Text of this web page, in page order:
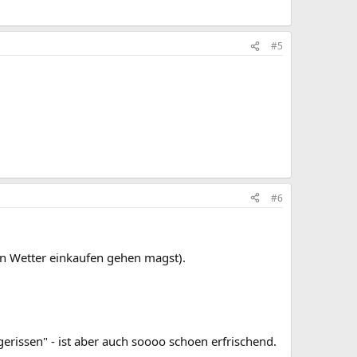
#5
#6
Wetter einkaufen gehen magst).
- ist aber auch soooo schoen erfrischend.